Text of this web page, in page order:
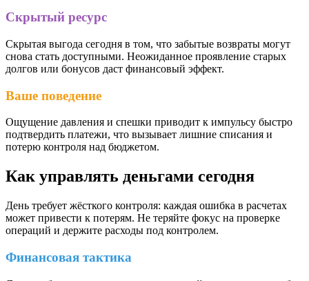
Скрытый ресурс
Скрытая выгода сегодня в том, что забытые возвраты могут
снова стать доступными. Неожиданное проявление старых
долгов или бонусов даст финансовый эффект.
Ваше поведение
Ощущение давления и спешки приводит к импульсу быстро
подтвердить платежи, что вызывает лишние списания и
потерю контроля над бюджетом.
Как управлять деньгами сегодня
День требует жёсткого контроля: каждая ошибка в расчетах
может привести к потерям. Не теряйте фокус на проверке
операций и держите расходы под контролем.
Финансовая тактика